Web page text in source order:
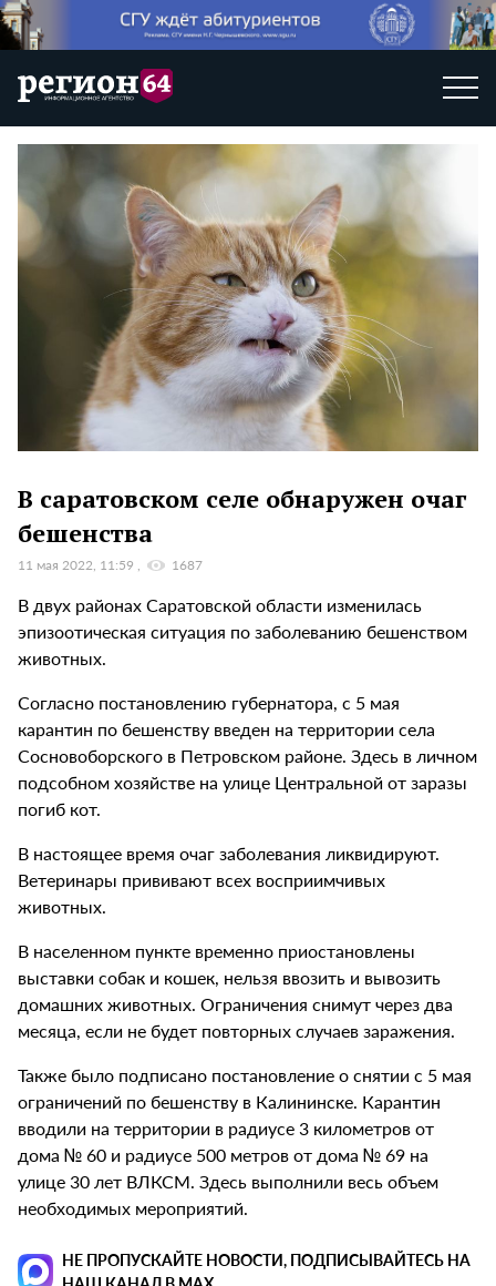
В саратовском селе обнаружен очаг
бешенства
11 мая 2022, 11:59 1687
В двух районах Саратовской области изменилась
эпизоотическая ситуация по заболеванию бешенством
животных.
Согласно постановлению губернатора, с 5 мая
карантин по бешенству введен на территории села
Сосновоборского в Петровском районе. Здесь в личном
подсобном хозяйстве на улице Центральной от заразы
погиб кот.
В настоящее время очаг заболевания ликвидируют.
Ветеринары прививают всех восприимчивых
животных.
В населенном пункте временно приостановлены
выставки собак и кошек, нельзя ввозить и вывозить
домашних животных. Ограничения снимут через два
месяца, если не будет повторных случаев заражения.
Также было подписано постановление о снятии с 5 мая
ограничений по бешенству в Калининске. Карантин
вводили на территории в радиусе 3 километров от
дома № 60 и радиусе 500 метров от дома № 69 на
улице 30 лет ВЛКСМ. Здесь выполнили весь объем
необходимых мероприятий.
НЕ ПРОПУСКАЙТЕ НОВОСТИ, ПОДПИСЫВАЙТЕСЬ НА